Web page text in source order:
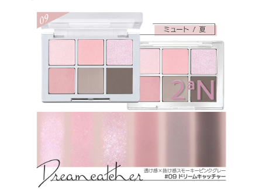
リリルシラン、ステアリン酸Ｍｇ、水添レシチン、水酸化Ａｌ、メチ
コン、カオリン、窒化ホウ素、トリ（カプリル酸／カプリン酸）グリ
セリル、サラソウジュ種子脂、ステアリン酸ジメチコノール、ホウケ
イ酸（Ｃａ／Ａｌ）、カプリリルグリコール、カプリル酸グリセリ
ル、ホウケイ酸（Ｃａ／Ｎａ）、エチルヘキシルグリセリン、ヒドロ
キシプロピルビスパルミタミドＭＥＡ、マンガンバイオレット、黄
★13：マイカ、合成フルオロフロゴパイト、メタクリル酸メチルク
ロスポリマー、ホウケイ酸（Ｃａ／Ａｌ）、ホウケイ酸（Ｃａ／チタ
ン）、ホウケイ酸（Ｃａ／Ｎａ）、ジエチルヘキサン酸ネオペンチル
グリコール、ラウリン酸ヘキシル、（ジメチコン／ビニルジメチコ
ン）クロスポリマー、ナイロン－１２、（セバシン酸／イソパルミチ
ン酸）ジグリセリル、セスキイソステアリン酸ソルビタン、ミリスチ
ン酸Ｍｇ、メチルプロパンジオール、ヘキサ（ヒドロキシステアリ
ン酸／ステアリン酸／ロジン酸）ジペンタエリスリチル、プロパン
ジオール、合成ワックス、マルトデキストリン、トコフェロール、窒
化ホウ素、シリカ、ステアロイルオキシステアリン酸オクチルドデシ